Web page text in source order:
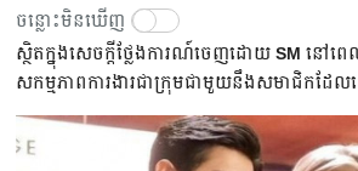
ចន្លោះមិនឃើញ
ស្ថិតក្នុងសេចក្ដីថ្លែងការណ៍ចេញដោយ SM នៅពេ
សកម្មភាព​ការងារជា​ក្រុមជាមួយនឹង​សមាជិក​ដ